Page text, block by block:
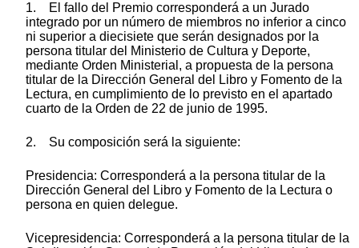
1. El fallo del Premio corresponderá a un Jurado
integrado por un número de miembros no inferior a cinco
ni superior a diecisiete que serán designados por la
persona titular del Ministerio de Cultura y Deporte,
mediante Orden Ministerial, a propuesta de la persona
titular de la Dirección General del Libro y Fomento de la
Lectura, en cumplimiento de lo previsto en el apartado
cuarto de la Orden de 22 de junio de 1995.
2. Su composición será la siguiente:
Presidencia: Corresponderá a la persona titular de la
Dirección General del Libro y Fomento de la Lectura o
persona en quien delegue.
Vicepresidencia: Corresponderá a la persona titular de la